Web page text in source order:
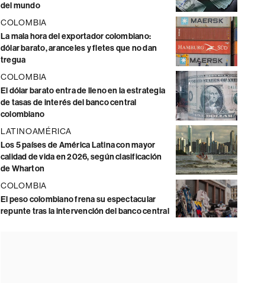
del mundo
COLOMBIA
La mala hora del exportador colombiano:
dólar barato, aranceles y fletes que no dan
tregua
COLOMBIA
El dólar barato entra de lleno en la estrategia
de tasas de interés del banco central
colombiano
LATINOAMÉRICA
Los 5 países de América Latina con mayor
calidad de vida en 2026, según clasificación
de Wharton
COLOMBIA
El peso colombiano frena su espectacular
repunte tras la intervención del banco central